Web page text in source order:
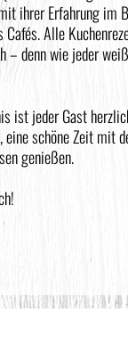
ihrer Erfahrung im
Cafés. Alle
– denn wie jeder
ist jeder Gast
schöne Zeit mit
genießen.